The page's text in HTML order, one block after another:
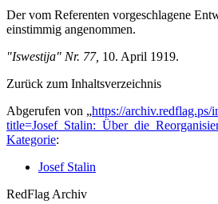
Der vom Referenten vorgeschlagene
einstimmig angenommen.
"Iswestija" Nr. 77, 10. April 1919.
Zurück zum Inhaltsverzeichnis
Abgerufen von „https://archiv.redflag.ps/
Kategorie:
Josef Stalin
RedFlag Archiv